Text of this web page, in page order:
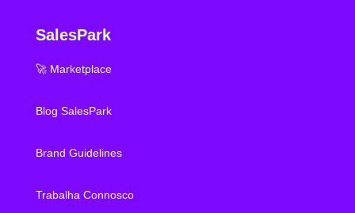
SalesPark
🚀 Marketplace
Blog SalesPark
Brand Guidelines
Trabalha Connosco